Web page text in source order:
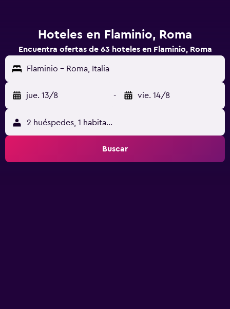
Hoteles en Flaminio, Roma
Encuentra ofertas de 63 hoteles en Flaminio, Roma
Flaminio - Roma, Italia
jue. 13/8 - vie. 14/8
2 huéspedes, 1 habitación
Buscar